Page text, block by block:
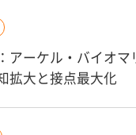
アーケル・バイオマ
拡大と接点最大化